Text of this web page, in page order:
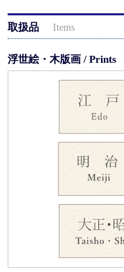
取扱品 Items
浮世絵・木版画 / Prints